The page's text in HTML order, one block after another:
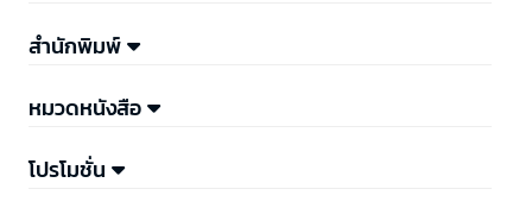
สำนักพิมพ์
หมวดหนังสือ
โปรโมชั่น